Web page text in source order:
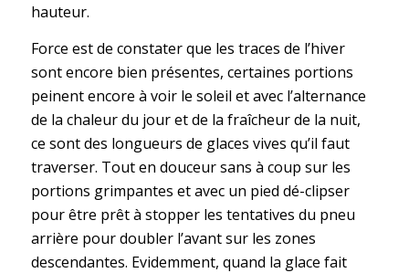
hauteur.
Force est de constater que les traces de l’hiver
sont encore bien présentes, certaines portions
peinent encore à voir le soleil et avec l’alternance
de la chaleur du jour et de la fraîcheur de la nuit,
ce sont des longueurs de glaces vives qu’il faut
traverser. Tout en douceur sans à coup sur les
portions grimpantes et avec un pied dé-clipser
pour être prêt à stopper les tentatives du pneu
arrière pour doubler l’avant sur les zones
descendantes. Evidemment, quand la glace fait